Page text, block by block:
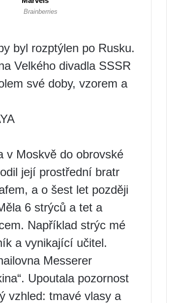
byl rozptýlen po Rusku.
Velkého divadla SSSR
své doby, vzorem a
v Moskvě do obrovské
její prostřední bratr
a o šest let později
6 strýců a tet a
Například strýc mé
a vynikající učitel.
Messerer
Upoutala pozornost
vzhled: tmavé vlasy a